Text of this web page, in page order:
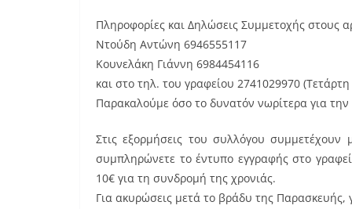
Πληροφορίες και Δηλώσεις Συμμετοχής στους
Ντούδη Αντώνη 6946555117
Κουνελάκη Γιάννη 6984454116
και στο τηλ. του γραφείου 2741029970
Παρακαλούμε όσο το δυνατόν νωρίτερα για
Στις εξορμήσεις του συλλόγου
συμπληρώνετε το έντυπο εγγραφής στο
10€ για τη συνδρομή της χρονιάς.
Για ακυρώσεις μετά το βράδυ της Παρασκευής,